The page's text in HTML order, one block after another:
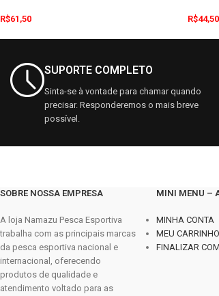
R$61,50 R$44,50
SUPORTE COMPLETO
Sinta-se à vontade para chamar quando
precisar. Responderemos o mais breve
possível.
SOBRE NOSSA EMPRESA
A loja Namazu Pesca Esportiva
trabalha com as principais marcas
da pesca esportiva nacional e
internacional, oferecendo
produtos de qualidade e
atendimento voltado para as
MINI MENU –
MINHA CONTA
MEU CARRINHO
FINALIZAR